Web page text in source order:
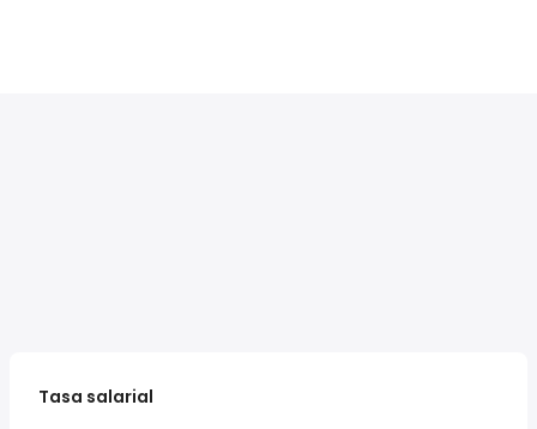
Tasa salarial